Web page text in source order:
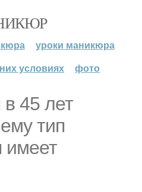
уроки маникюра
условиях
фото
в 45 лет
тип
имеет